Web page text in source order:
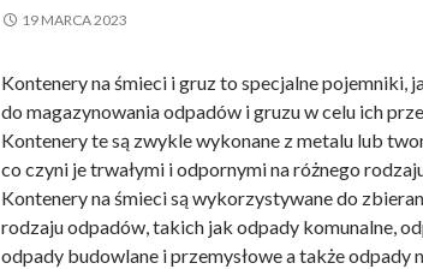
19 MARCA 2023
Kontenery na śmieci i gruz to specjalne pojemniki,
do magazynowania odpadów i gruzu w celu ich
Kontenery te są zwykle wykonane z metalu lub
co czyni je trwałymi i odpornymi na różnego
Kontenery na śmieci są wykorzystywane do
rodzaju odpadów, takich jak odpady komunalne,
odpady budowlane i przemysłowe a także odpady